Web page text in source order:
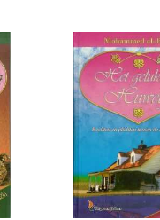
Mutluluğu Sende Bulan
Senindir Ötesi Misafir